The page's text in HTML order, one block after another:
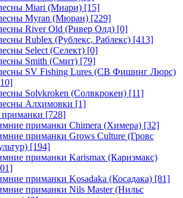
Miari (Миари) [15]
Myran (Мюран) [229]
River Old (Ривер Олд) [0]
Rublex (Рублекс, Раблекс) [413]
Select (Селект) [0]
Smith (Смит) [79]
SV Fishing Lures (СВ Фишинг Люрс)
Solvkroken (Солвкрокен) [11]
Алхимовки [1]
[728]
приманки Chimera (Химера) [32]
приманки Grows Culture (Гровс
[194]
приманки Karismax (Каризмакс)
приманки Kosadaka (Косадака) [81]
приманки Nils Master (Нильс